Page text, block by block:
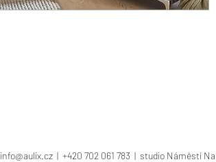
info@aulix.cz | +420 702 061 783 | studio Náměstí